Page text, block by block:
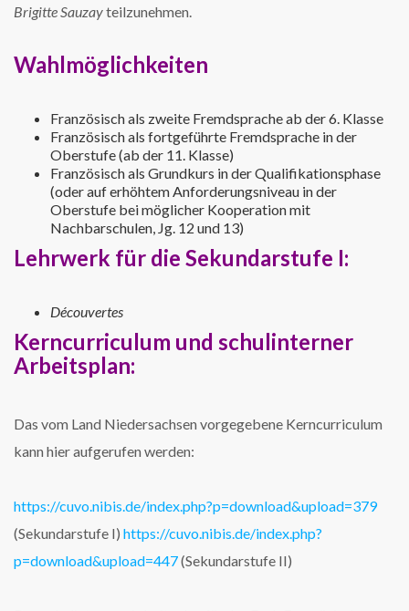
Brigitte Sauzayteilzunehmen.
Wahlmöglichkeiten
Französisch als zweite Fremdsprache ab der 6. Klasse
Französisch als fortgeführte Fremdsprache in der
Oberstufe (ab der 11. Klasse)
Französisch als Grundkurs in der Qualifikationsphase
(oder auf erhöhtem Anforderungsniveau in der
Oberstufe bei möglicher Kooperation mit
Nachbarschulen, Jg. 12 und 13)
Lehrwerk für die Sekundarstufe I:
Découvertes
Kerncurriculum und schulinterner
Arbeitsplan:
Das vom Land Niedersachsen vorgegebene Kerncurriculum
kann hier aufgerufen werden:
https://cuvo.nibis.de/index.php?p=download&upload=379
(Sekundarstufe I) https://cuvo.nibis.de/index.php?
p=download&upload=447(Sekundarstufe II)